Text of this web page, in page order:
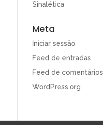
Sinalética
Meta
Iniciar sessão
Feed de entradas
Feed de comentários
WordPress.org